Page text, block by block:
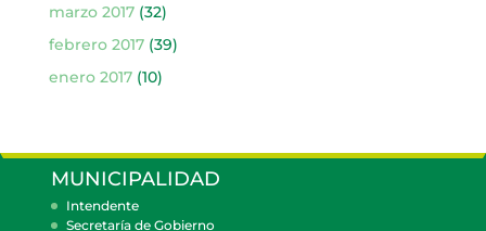
marzo 2017(32)
febrero 2017(39)
enero 2017(10)
MUNICIPALIDAD
Intendente
Secretaría de Gobierno